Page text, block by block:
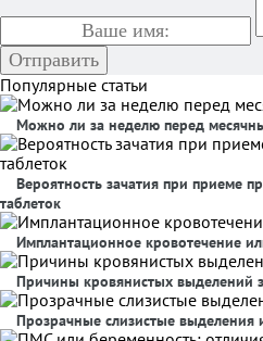
Популярные статьи
Можно ли за неделю перед
Вероятность зачатия при приеме
таблеток
Имплантационное кровотечение
Причины кровянистых выделений
Прозрачные слизистые выделения